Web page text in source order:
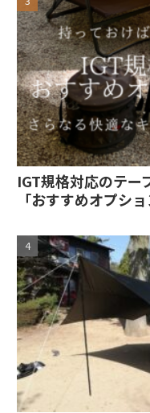
IGT規格対応のテー
「おすすめオプシ